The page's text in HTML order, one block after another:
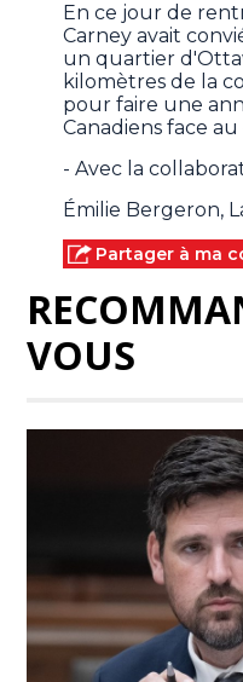
En ce jour de
Carney avait
un quartier
kilomètres de la
pour faire une
Canadiens face
- Avec la
Émilie Bergeron,
Partager à ma
VOUS